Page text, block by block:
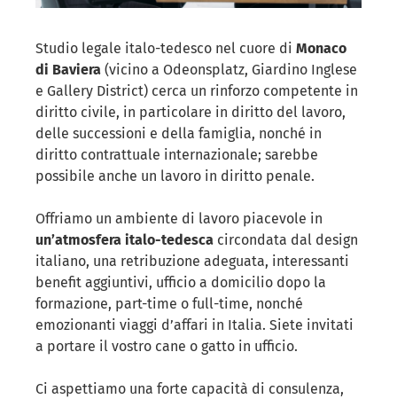
Studio legale italo-tedesco nel cuore di Monaco
di Baviera (vicino a Odeonsplatz, Giardino Inglese
e Gallery District) cerca un rinforzo competente in
diritto civile, in particolare in diritto del lavoro,
delle successioni e della famiglia, nonché in
diritto contrattuale internazionale; sarebbe
possibile anche un lavoro in diritto penale.
Offriamo un ambiente di lavoro piacevole in
un’atmosfera italo-tedesca circondata dal design
italiano, una retribuzione adeguata, interessanti
benefit aggiuntivi, ufficio a domicilio dopo la
formazione, part-time o full-time, nonché
emozionanti viaggi d’affari in Italia. Siete invitati
a portare il vostro cane o gatto in ufficio.
Ci aspettiamo una forte capacità di consulenza,